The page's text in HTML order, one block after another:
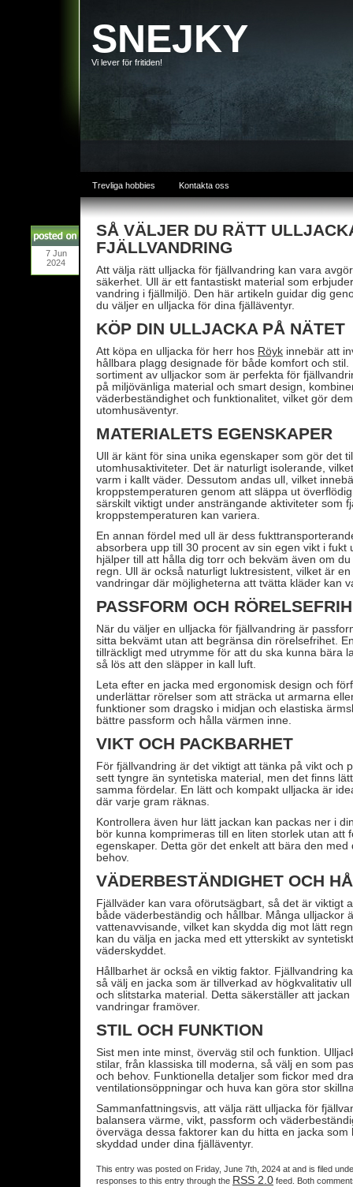
SNEJKY
Vi lever för fritiden!
Trevliga hobbies Kontakta oss
7 Jun
2024
SÅ VÄLJER DU RÄTT
FJÄLLVANDRING
Att välja rätt ulljacka för fjällvandring kan vara
säkerhet. Ull är ett fantastiskt material som
vandring i fjällmiljö. Den här artikeln guidar dig
du väljer en ulljacka för dina fjälläventyr.
KÖP DIN ULLJACKA PÅ NÄTET
Att köpa en ulljacka för herr hos Röyk innebär att
hållbara plagg designade för både komfort och
sortiment av ulljackor som är perfekta för
på miljövänliga material och smart design,
väderbeständighet och funktionalitet, vilket gör
utomhusäventyr.
MATERIALETS EGENSKAPER
Ull är känt för sina unika egenskaper som gör det
utomhusaktiviteter. Det är naturligt isolerande,
varm i kallt väder. Dessutom andas ull, vilket
kroppstemperaturen genom att släppa ut
särskilt viktigt under ansträngande aktiviteter som
kroppstemperaturen kan variera.
En annan fördel med ull är dess
absorbera upp till 30 procent av sin egen vikt i fukt
hjälper till att hålla dig torr och bekväm även om
regn. Ull är också naturligt luktresistent, vilket är
vandringar där möjligheterna att tvätta kläder kan
PASSFORM OCH
När du väljer en ulljacka för fjällvandring är
sitta bekvämt utan att begränsa din rörelsefrihet.
tillräckligt med utrymme för att du ska kunna bära
så lös att den släpper in kall luft.
Leta efter en jacka med ergonomisk design och
underlättar rörelser som att sträcka ut armarna
funktioner som dragsko i midjan och elastiska
bättre passform och hålla värmen inne.
VIKT OCH PACKBARHET
För fjällvandring är det viktigt att tänka på vikt och
sett tyngre än syntetiska material, men det finns
samma fördelar. En lätt och kompakt ulljacka är
där varje gram räknas.
Kontrollera även hur lätt jackan kan packas ner i
bör kunna komprimeras till en liten storlek utan att
egenskaper. Detta gör det enkelt att bära den med
behov.
VÄDERBESTÄNDIGHET OCH
Fjällväder kan vara oförutsägbart, så det är viktigt
både väderbeständig och hållbar. Många ulljackor
vattenavvisande, vilket kan skydda dig mot lätt
kan du välja en jacka med ett ytterskikt av
väderskyddet.
Hållbarhet är också en viktig faktor. Fjällvandring
så välj en jacka som är tillverkad av högkvalitativ
och slitstarka material. Detta säkerställer att
vandringar framöver.
STIL OCH FUNKTION
Sist men inte minst, överväg stil och funktion.
stilar, från klassiska till moderna, så välj en som
och behov. Funktionella detaljer som fickor med
ventilationsöppningar och huva kan göra stor
Sammanfattningsvis, att välja rätt ulljacka för
balansera värme, vikt, passform och
överväga dessa faktorer kan du hitta en jacka som
skyddad under dina fjälläventyr.
This entry was posted on Friday, June 7th, 2024 at and is filed
responses to this entry through the RSS 2.0 feed. Both